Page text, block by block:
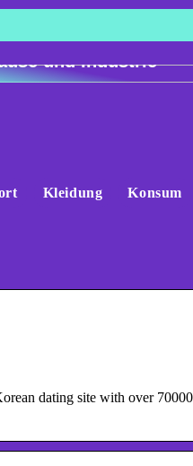
für
und Industrie
Kleidung Konsum
dating site with over